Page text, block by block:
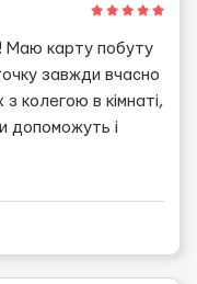
Маю карту побуту
завжди вчасно
колегою в кімнаті,
допоможуть і